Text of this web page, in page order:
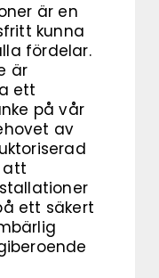
är en
kunna
fördelar.
är
ett
på vår
av
att
ett säkert